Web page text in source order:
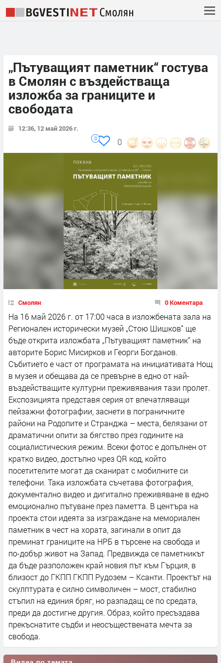
„Пътуващият паметник“ гостува
в Смолян с въздействаща
изложба за границите и
свободата
12:36, 12 май 2026 г.
0
0
Смолян 0 Коментара
На 16 май 2026 г. от 17:00 часа в изложбената зала на
Регионален исторически музей „Стою Шишков“ ще
бъде открита изложбата „Пътуващият паметник“ на
авторите Борис Мисирков и Георги Богданов.
Събитието е част от програмата на инициативата Нощ
в музея и обещава да се превърне в едно от най-
въздействащите културни преживявания тази пролет.
Експозицията представя серия от впечатляващи
пейзажни фотографии, заснети в пограничните
райони на Родопите и Странджа – места, белязани от
драматични опити за бягство през годините на
социалистическия режим. Всеки фотос е допълнен от
кратко видео, достъпно чрез QR код, който
посетителите могат да сканират с мобилните си
телефони. Така изложбата съчетава фотография,
документално видео и дигитално преживяване в едно
емоционално пътуване през паметта. В центъра на
проекта стои идеята за изграждане на мемориален
паметник в чест на хората, загинали в опит да
преминат границите на НРБ в търсене на свобода и
по-добър живот на Запад. Предвижда се паметникът
да бъде разположен край новия път към Гърция, в
близост до ГКПП ГКПП Рудозем – Ксанти. Проектът на
скулптурата е силно символичен – мост, стабилно
стъпил на единия бряг, но разпадащ се по средата,
преди да достигне другия. Образ, който пресъздава
прекъснатите съдби и неосъществената мечта за
свобода.